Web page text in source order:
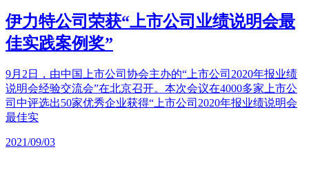
伊力特公司荣获“上市公司业绩说明会最
佳实践案例奖”
9月2日，由中国上市公司协会主办的“上市公司2020年报业绩
说明会经验交流会”在北京召开。本次会议在4000多家上市公
司中评选出50家优秀企业获得“上市公司2020年报业绩说明会
最佳实
2021/09/03